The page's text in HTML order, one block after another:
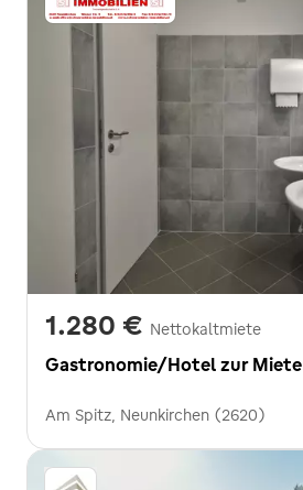
1.280 € Nettokaltmiete
Gastronomie/Hotel zur Miete
Am Spitz, Neunkirchen (2620)